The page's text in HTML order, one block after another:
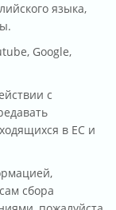
языка,
Google,
с
в ЕС и
сбора